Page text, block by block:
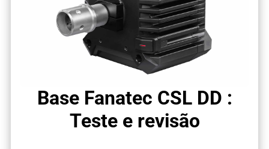
Base Fanatec CSL DD :
Teste e revisão